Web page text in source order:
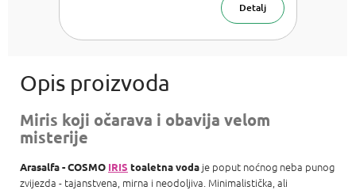
Detalj
Miris koji očarava i obavija velom
misterije
Arasalfa - COSMO IRIS toaletna voda je poput noćnog neba punog
zvijezda - tajanstvena, mirna i neodoljiva. Minimalistička, ali